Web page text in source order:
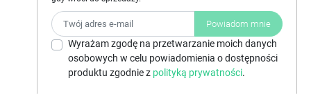
Powiadom mnie
Wyrażam zgodę na przetwarzanie moich danych
osobowych w celu powiadomienia o dostępności
produktu zgodnie z polityką prywatności.